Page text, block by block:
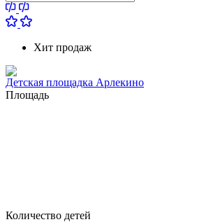
Хит продаж
Детская площадка Арлекино
Площадь
Количество детей